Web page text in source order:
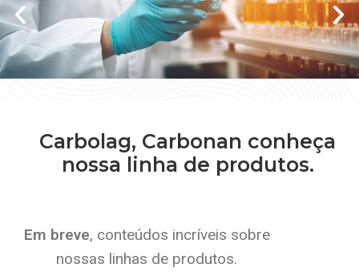
Carbolag, Carbonan conheça
nossa linha de produtos.
Em breve, conteúdos incríveis sobre
nossas linhas de produtos.